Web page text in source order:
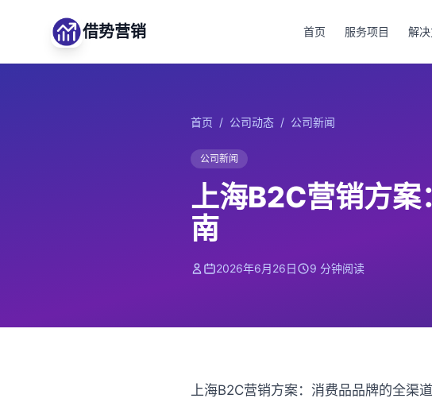
借势营销 首页 服务项目 解
首页 / 公司动态 / 公司新闻
公司新闻
上海B2C营销方案
南
2026年6月26日 9 分钟阅读
上海B2C营销方案：消费品品牌的全渠